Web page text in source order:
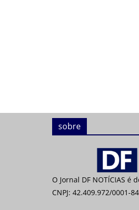
sobre
O Jornal DF NOTÍCIAS é
CNPJ: 42.409.972/0001-84